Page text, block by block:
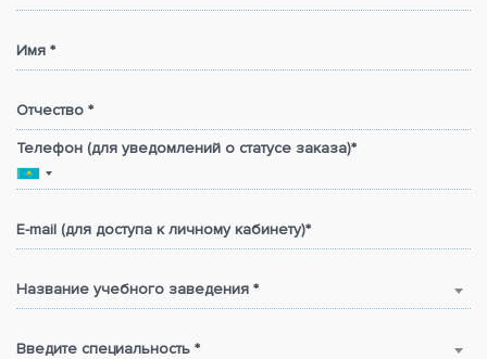
Имя *
Отчество *
Телефон (для уведомлений о статусе заказа)*
E-mail (для доступа к личному кабинету)*
Название учебного заведения *
Введите специальность *